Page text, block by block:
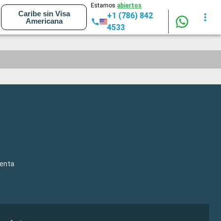
Caribe sin Visa
Americana
Estamos abiertos
+1 (786) 842
4533